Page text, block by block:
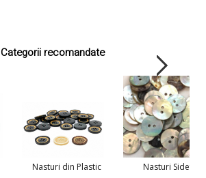
Categorii recomandate
Nasturi din Plastic Nasturi Sidef